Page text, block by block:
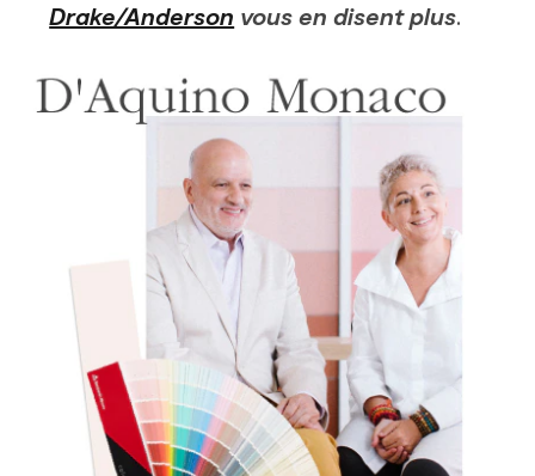
Drake/Anderson vous en disent plus.